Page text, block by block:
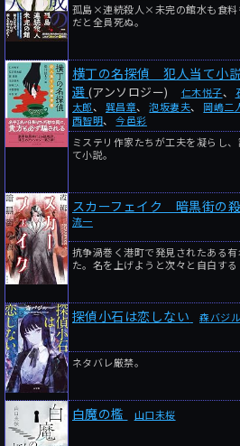
孤島×連続殺人×未完の館水も食料
だと全員死ぬ。
横丁の名探偵 犯人当て小
選 (アンソロジー) 仁木悦子、
太郎、 巽昌章、泡坂妻夫、 岡嶋二
西智明、今邑彩
ミステリ作家たちが工夫を凝らし
て小説。
スカーフェイク 暗黒街の
流一
抗争渦巻く港町で発見されたある
た。名を上げようと次々と自白する
探偵小石は恋しない 森バジル
ネタバレ厳禁。
白魔の檻 山口未桜